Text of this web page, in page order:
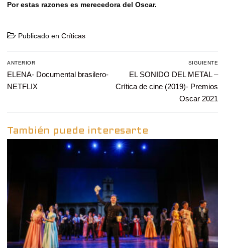
Por estas razones es merecedora del Oscar.
Publicado en Críticas
Navegación
de
entradas
ANTERIOR
Entrada
anterior:
ELENA- Documental brasilero-
NETFLIX
SIGUIENTE
Entrada
siguiente:
EL SONIDO DEL METAL –
Crítica de cine (2019)- Premios
Oscar 2021
También puede interesarte